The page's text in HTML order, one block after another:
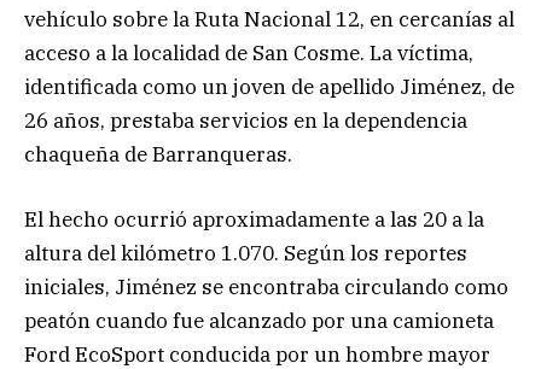
vehículo sobre la Ruta Nacional 12, en cercanías al
acceso a la localidad de San Cosme. La víctima,
identificada como un joven de apellido Jiménez, de
26 años, prestaba servicios en la dependencia
chaqueña de Barranqueras.
El hecho ocurrió aproximadamente a las 20 a la
altura del kilómetro 1.070. Según los reportes
iniciales, Jiménez se encontraba circulando como
peatón cuando fue alcanzado por una camioneta
Ford EcoSport conducida por un hombre mayor